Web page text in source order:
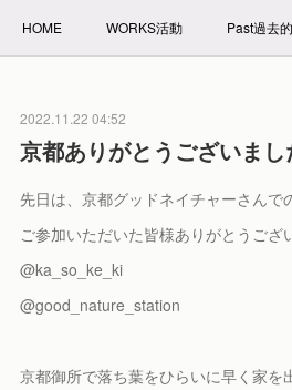
HOME WORKS活動 Past過去
2022.11.22 04:52
京都ありがとうございまし
先日は、京都グッドネイチャーさんで
ご参加いただいた皆様ありがとうござ
@ka_so_ke_ki
@good_nature_station
京都御所で落ち葉をひらいに早く家を